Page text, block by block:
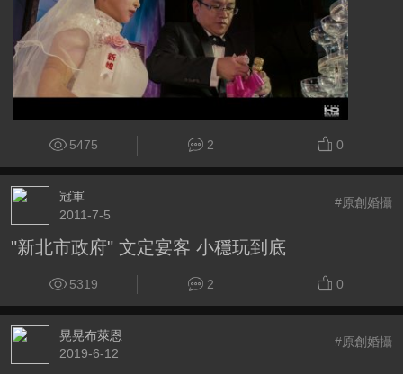
5475 2 0
冠軍
2011-7-5
#原創婚攝
"新北市政府" 文定宴客 小穩玩到底
5319 2 0
晃晃布萊恩
2019-6-12
#原創婚攝